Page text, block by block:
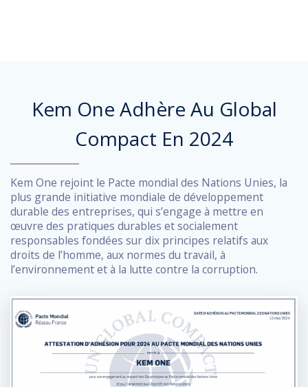
Kem One Adhère Au Global
Compact En 2024
Kem One rejoint le Pacte mondial des Nations Unies, la
plus grande initiative mondiale de développement
durable des entreprises, qui s’engage à mettre en
œuvre des pratiques durables et socialement
responsables fondées sur dix principes relatifs aux
droits de l’homme, aux normes du travail, à
l’environnement et à la lutte contre la corruption.